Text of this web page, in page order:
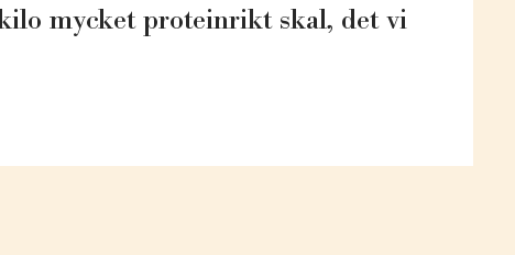
mycket proteinrikt skal, det vi